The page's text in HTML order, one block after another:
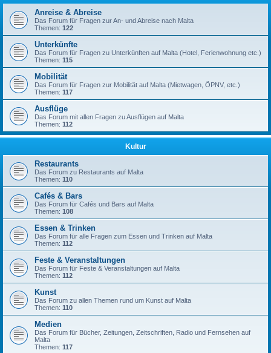
Anreise & Abreise
Das Forum für Fragen zur An- und Abreise nach Malta
Themen: 122
Unterkünfte
Das Forum für Fragen zu Unterkünften auf Malta (Hotel, Ferienwohnung etc.)
Themen: 115
Mobilität
Das Forum für Fragen zur Mobilität auf Malta (Mietwagen, ÖPNV, etc.)
Themen: 117
Ausflüge
Das Forum mit allen Fragen zu Ausflügen auf Malta
Themen: 112
Kultur
Restaurants
Das Forum zu Restaurants auf Malta
Themen: 110
Cafés & Bars
Das Forum für Cafés und Bars auf Malta
Themen: 108
Essen & Trinken
Das Forum für alle Fragen zum Essen und Trinken auf Malta
Themen: 112
Feste & Veranstaltungen
Das Forum für Feste & Veranstaltungen auf Malta
Themen: 112
Kunst
Das Forum zu allen Themen rund um Kunst auf Malta
Themen: 110
Medien
Das Forum für Bücher, Zeitungen, Zeitschriften, Radio und Fernsehen auf
Malta
Themen: 117